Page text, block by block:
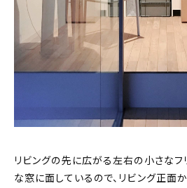
リビングの先に広がる左右の小さなフ
な窓に面しているので、リビング正面